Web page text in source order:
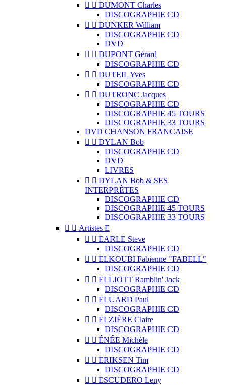
  DUMONT Charles
DISCOGRAPHIE CD
  DUNKER William
DISCOGRAPHIE CD
DVD
  DUPONT Gérard
DISCOGRAPHIE CD
  DUTEIL Yves
DISCOGRAPHIE CD
  DUTRONC Jacques
DISCOGRAPHIE CD
DISCOGRAPHIE 45 TOURS
DISCOGRAPHIE 33 TOURS
DVD CHANSON FRANCAISE
  DYLAN Bob
DISCOGRAPHIE CD
DVD
LIVRES
  DYLAN Bob & SES
INTERPRÈTES
DISCOGRAPHIE CD
DISCOGRAPHIE 45 TOURS
DISCOGRAPHIE 33 TOURS
  Artistes E
  EARLE Steve
DISCOGRAPHIE CD
  ELKOUBI Fabienne "FABELL"
DISCOGRAPHIE CD
  ELLIOTT Ramblin' Jack
DISCOGRAPHIE CD
  ELUARD Paul
DISCOGRAPHIE CD
  ELZIÈRE Claire
DISCOGRAPHIE CD
  ÉNÉE Michèle
DISCOGRAPHIE CD
  ERIKSEN Tim
DISCOGRAPHIE CD
  ESCUDERO Leny